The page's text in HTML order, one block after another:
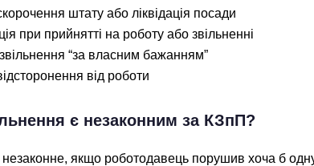
штату або ліквідація посади
при прийнятті на роботу або звільненні
“за власним бажанням”
від роботи
є незаконним за КЗпП?
незаконне, якщо роботодавець порушив хоча б